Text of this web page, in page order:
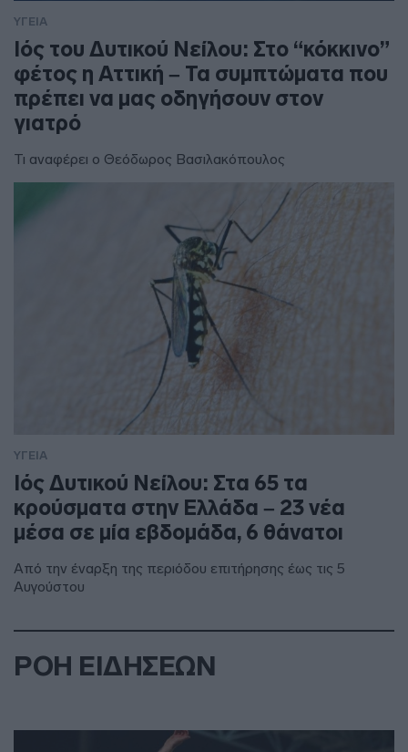
ΥΓΕΙΑ
Ιός του Δυτικού Νείλου: Στο “κόκκινο”
φέτος η Αττική – Τα συμπτώματα που
πρέπει να μας οδηγήσουν στον
γιατρό
Τι αναφέρει ο Θεόδωρος Βασιλακόπουλος
ΥΓΕΙΑ
Ιός Δυτικού Νείλου: Στα 65 τα
κρούσματα στην Ελλάδα – 23 νέα
μέσα σε μία εβδομάδα, 6 θάνατοι
Από την έναρξη της περιόδου επιτήρησης έως τις 5
Αυγούστου
ΡΟΗ ΕΙΔΗΣΕΩΝ